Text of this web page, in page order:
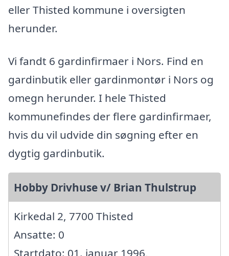
eller Thisted kommune i oversigten
herunder.
Vi fandt 6 gardinfirmaer i Nors. Find en
gardinbutik eller gardinmontør i Nors og
omegn herunder. I hele Thisted
kommunefindes der flere gardinfirmaer,
hvis du vil udvide din søgning efter en
dygtig gardinbutik.
Hobby Drivhuse v/ Brian Thulstrup
Kirkedal 2, 7700 Thisted
Ansatte: 0
Startdato: 01. januar 1996,